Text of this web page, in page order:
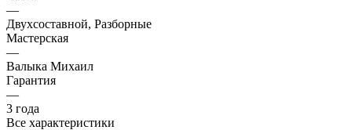
—
Двухсоставной, Разборные
Мастерская
—
Валыка Михаил
Гарантия
—
3 года
Все характеристики